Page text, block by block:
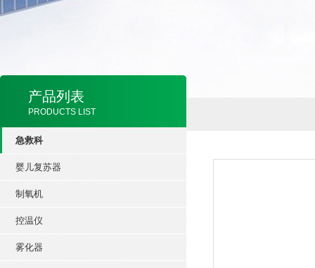
产品列表
PRODUCTS LIST
急救科
婴儿复苏器
制氧机
控温仪
雾化器